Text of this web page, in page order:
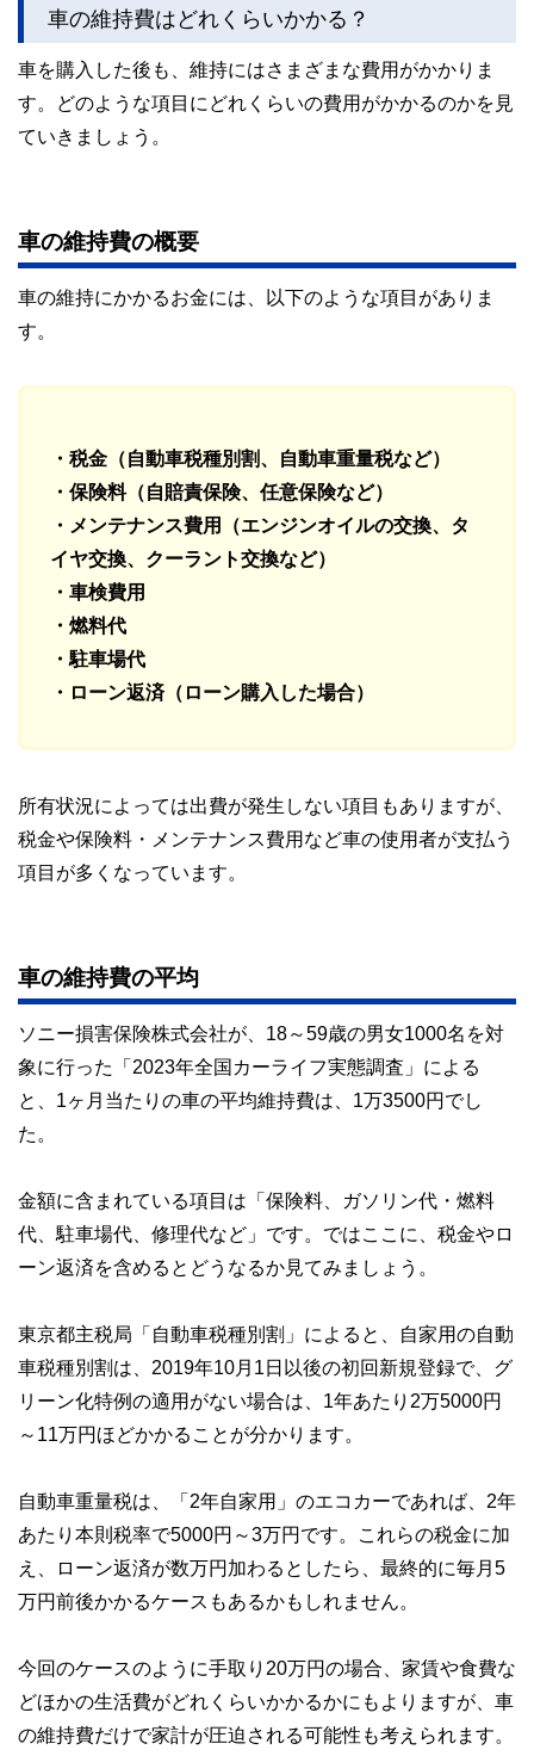
車の維持費はどれくらいかかる？
車を購入した後も、維持にはさまざまな費用がかかりま
す。どのような項目にどれくらいの費用がかかるのかを見
ていきましょう。
車の維持費の概要
車の維持にかかるお金には、以下のような項目がありま
す。
・税金（自動車税種別割、自動車重量税など）
・保険料（自賠責保険、任意保険など）
・メンテナンス費用（エンジンオイルの交換、タ
イヤ交換、クーラント交換など）
・車検費用
・燃料代
・駐車場代
・ローン返済（ローン購入した場合）
所有状況によっては出費が発生しない項目もありますが、
税金や保険料・メンテナンス費用など車の使用者が支払う
項目が多くなっています。
車の維持費の平均
ソニー損害保険株式会社が、18～59歳の男女1000名を対
象に行った「2023年全国カーライフ実態調査」による
と、1ヶ月当たりの車の平均維持費は、1万3500円でし
た。
金額に含まれている項目は「保険料、ガソリン代・燃料
代、駐車場代、修理代など」です。ではここに、税金やロ
ーン返済を含めるとどうなるか見てみましょう。
東京都主税局「自動車税種別割」によると、自家用の自動
車税種別割は、2019年10月1日以後の初回新規登録で、グ
リーン化特例の適用がない場合は、1年あたり2万5000円
～11万円ほどかかることが分かります。
自動車重量税は、「2年自家用」のエコカーであれば、2年
あたり本則税率で5000円～3万円です。これらの税金に加
え、ローン返済が数万円加わるとしたら、最終的に毎月5
万円前後かかるケースもあるかもしれません。
今回のケースのように手取り20万円の場合、家賃や食費な
どほかの生活費がどれくらいかかるかにもよりますが、車
の維持費だけで家計が圧迫される可能性も考えられます。